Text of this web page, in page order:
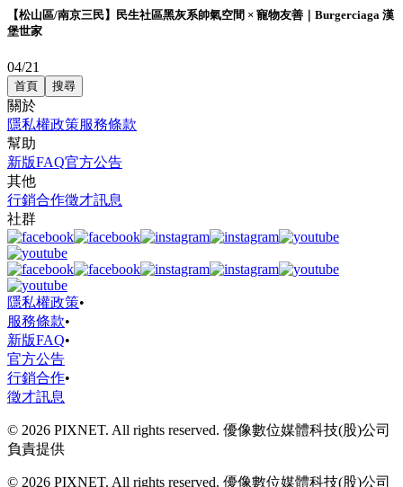
【松山區/南京三民】民生社區黑灰系帥氣空間 × 寵物友善｜Burgerciaga 漢
堡世家
04/21
首頁 搜尋
關於
隱私權政策服務條款
幫助
新版FAQ官方公告
其他
行銷合作徵才訊息
社群
隱私權政策•
服務條款•
新版FAQ•
官方公告
行銷合作•
徵才訊息
© 2026 PIXNET. All rights reserved. 優像數位媒體科技(股)公司
負責提供
© 2026 PIXNET. All rights reserved. 優像數位媒體科技(股)公司